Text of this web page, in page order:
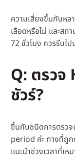
ความเสี่ยงขึ้นกับหล
เลือดหรือไม่ และสถ
72 ชั่วโมง ควรรีบไป
Q: ตรวจ
ชัวร์?
ขึ้นกับชนิดการตรวจ
period ค่ะ ทางที่ถู
แนะนำช่วงเวลาที่เ